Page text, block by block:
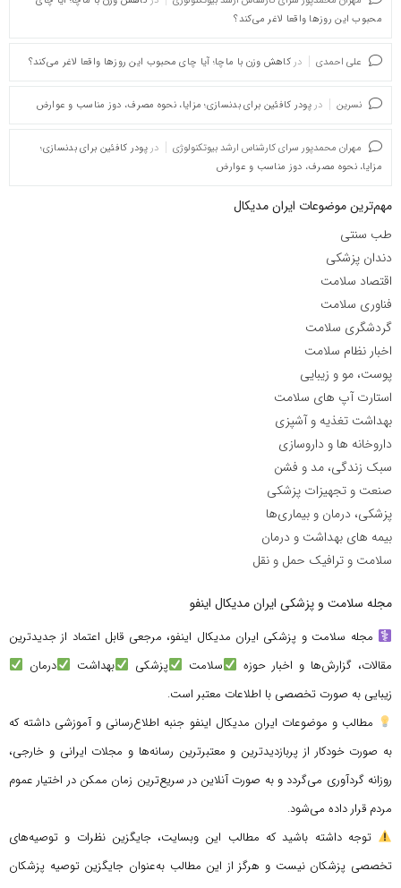
محبوب این روزها واقعا لاغر می‌کند؟
علی احمدی در کاهش وزن با ماچا؛ آیا چای محبوب این روزها واقعا لاغر می‌کند؟
نسرین در پودر کافئین برای بدنسازی؛ مزایا، نحوه مصرف، دوز مناسب و عوارض
مهران محمدپور سرای کارشناس ارشد بیوتکنولوژی در پودر کافئین برای بدنسازی؛
مزایا، نحوه مصرف، دوز مناسب و عوارض
مهم‌ترین موضوعات ایران مدیکال
طب سنتی
دندان پزشکی
اقتصاد سلامت
فناوری سلامت
گردشگری سلامت
اخبار نظام سلامت
پوست، مو و زیبایی
استارت آپ های سلامت
بهداشت تغذیه و آشپزی
داروخانه ها و داروسازی
سبک زندگی، مد و فشن
صنعت و تجهیزات پزشکی
پزشکی، درمان و بیماری‌ها
بیمه های بهداشت و درمان
سلامت و ترافیک حمل و نقل
مجله سلامت و پزشکی ایران مدیکال اینفو
مجله سلامت و پزشکی ایران مدیکال اینفو، مرجعی قابل اعتماد از جدیدترین
مقالات، گزارش‌ها و اخبار حوزه
سلامت پزشکی بهداشت
درمان
زیبایی به صورت تخصصی با اطلاعات معتبر است.
مطالب و موضوعات ایران مدیکال اینفو جنبه اطلاع‌رسانی و آموزشی داشته که
به صورت خودکار از پربازدیدترین و معتبرترین رسانه‌ها و مجلات ایرانی و خارجی،
روزانه گردآوری می‌گردد و به صورت آنلاین در سریع‌ترین زمان ممکن در اختیار عموم
مردم قرار داده می‌شود.
توجه داشته باشید که مطالب این وبسایت، جایگزین نظرات و توصیه‌های
تخصصی پزشکان نیست و هرگز از این مطالب به‌عنوان جایگزین توصیه پزشکان